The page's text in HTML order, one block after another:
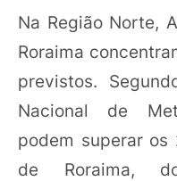
Na Região Norte,
Roraima
previstos.
Nacional de
podem superar
de Roraima,